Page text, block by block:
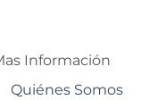
Información
Quiénes Somos